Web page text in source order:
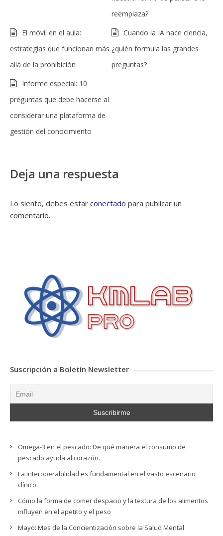
reemplaza?
El móvil en el aula:
estrategias que funcionan más
allá de la prohibición
Cuando la IA hace ciencia,
¿quién formula las grandes
preguntas?
Informe especial: 10
preguntas que debe hacerse al
considerar una plataforma de
gestión del conocimiento
Deja una respuesta
Lo siento, debes estar conectado para publicar un
comentario.
Suscripción a Boletín Newsletter
Omega-3 en el pescado: De qué manera el consumo de
pescado ayuda al corazón.
La interoperabilidad es fundamental en el vasto escenario
clínico
Cómo la forma de comer despacio y la textura de los alimentos
influyen en el apetito y el peso
Mayo: Mes de la Concientización sobre la Salud Mental